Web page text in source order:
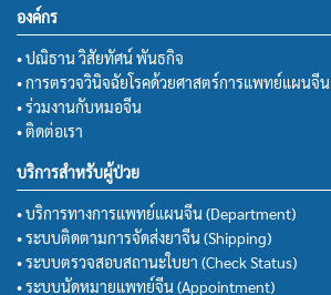
องค์กร
• ปณิธาน วิสัยทัศน์ พันธกิจ
• การตรวจวินิจฉัยโรคด้วยศาสตร์การแพทย์แผนจีน
• ร่วมงานกับหมอจีน
• ติดต่อเรา
บริการสำหรับผู้ป่วย
• บริการทางการแพทย์แผนจีน (Department)
• ระบบติดตามการจัดส่งยาจีน (Shipping)
• ระบบตรวจสอบสถานะใบยา (Check Status)
• ระบบนัดหมายแพทย์จีน (Appointment)